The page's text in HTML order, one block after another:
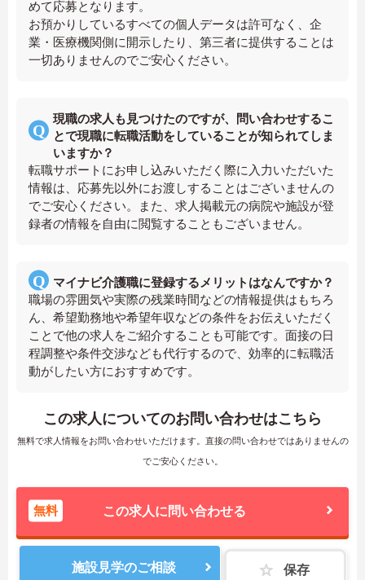
めて応募となります。
お預かりしているすべての個人データは許可なく、企
業・医療機関側に開示したり、第三者に提供することは
一切ありませんのでご安心ください。
現職の求人も見つけたのですが、問い合わせするこ
とで現職に転職活動をしていることが知られてしま
いますか？
転職サポートにお申し込みいただく際に入力いただいた
情報は、応募先以外にお渡しすることはございませんの
でご安心ください。また、求人掲載元の病院や施設が登
録者の情報を自由に閲覧することもございません。
マイナビ介護職に登録するメリットはなんですか？
職場の雰囲気や実際の残業時間などの情報提供はもちろ
ん、希望勤務地や希望年収などの条件をお伝えいただく
ことで他の求人をご紹介することも可能です。面接の日
程調整や条件交渉なども代行するので、効率的に転職活
動がしたい方におすすめです。
この求人についてのお問い合わせはこちら
無料で求人情報をお問い合わせいただけます。直接の問い合わせではありませんの
でご安心ください。
無料 この求人に問い合わせる
施設見学のご相談 保存